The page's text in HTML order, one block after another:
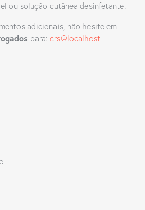
ou solução cutânea desinfetante.
adicionais, não hesite em
para:crs@localhost